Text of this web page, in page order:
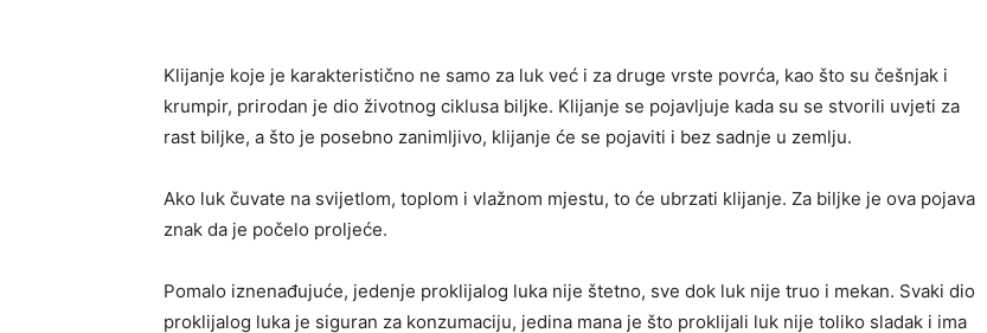
Klijanje koje je karakteristično ne samo za luk već i za druge vrste povrća, kao što su češnjak i
krumpir, prirodan je dio životnog ciklusa biljke. Klijanje se pojavljuje kada su se stvorili uvjeti za
rast biljke, a što je posebno zanimljivo, klijanje će se pojaviti i bez sadnje u zemlju.
Ako luk čuvate na svijetlom, toplom i vlažnom mjestu, to će ubrzati klijanje. Za biljke je ova pojava
znak da je počelo proljeće.
Pomalo iznenađujuće, jedenje proklijalog luka nije štetno, sve dok luk nije truo i mekan. Svaki dio
proklijalog luka je siguran za konzumaciju, jedina mana je što proklijali luk nije toliko sladak i ima